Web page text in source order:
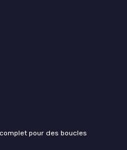
pour des boucles